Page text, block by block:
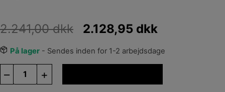
2.241,00dkk 2.128,95 dkk
På lager- Sendes inden for 1-2 arbejdsdage
–
Zoneskilt
med
+